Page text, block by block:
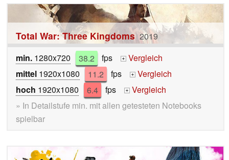
Total War: Three Kingdoms 2019
min. 1280x720 38.2 fps +
Vergleich
mittel 1920x1080 11.2 fps +
Vergleich
hoch 1920x1080 6.4 fps +
Vergleich
» In Detailstufe min. mit allen getesteten Notebooks
spielbar